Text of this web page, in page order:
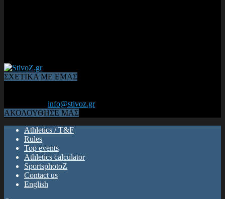
ΣΧΕΤΙΚΑ ΜΕ ΕΜΑΣ
info@stivoz.gr
ΑΚΟΛΟΥΘΗΣΕ ΜΑΣ
Athletics / T&F
Rules
Top events
Athletics calculator
SportsphotoZ
Contact us
English